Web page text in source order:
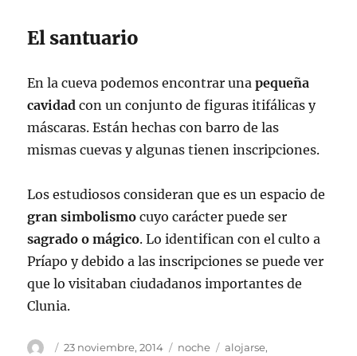
El santuario
En la cueva podemos encontrar unapequeña
cavidad con un conjunto de figuras itifálicas y
máscaras. Están hechas con barro de las
mismas cuevas y algunas tienen inscripciones.
Los estudiosos consideran que es un espacio de
gran simbolismo cuyo carácter puede ser
sagrado o mágico. Lo identifican con el culto a
Príapo y debido a las inscripciones se puede ver
que lo visitaban ciudadanos importantes de
Clunia.
AutorPublicado
23 noviembre, 2014 Categorías
noche Etiquetas
alojarse,